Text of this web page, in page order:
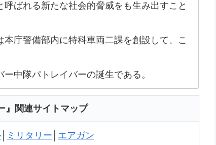
ばれる新たな社会的脅威をも生み出すこと
庁警備部内に特科車両二課を創設して、こ
中隊パトレイバーの誕生である。
』関連サイトマップ
ミリタリー エアガン